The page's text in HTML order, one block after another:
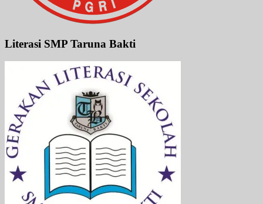
Literasi SMP Taruna Bakti